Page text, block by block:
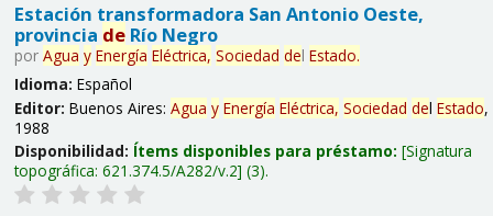
Estación transformadora San Antonio Oeste,
provincia deRío Negro
por Agua y Energía Eléctrica, Sociedad del Estado.
Idioma: Español
Editor: Buenos Aires: Agua y Energía Eléctrica, Sociedad del Estado,
1988
Disponibilidad: Ítems disponibles para préstamo: Signatura
topográfica: 621.374.5/A282/v.2 (3).